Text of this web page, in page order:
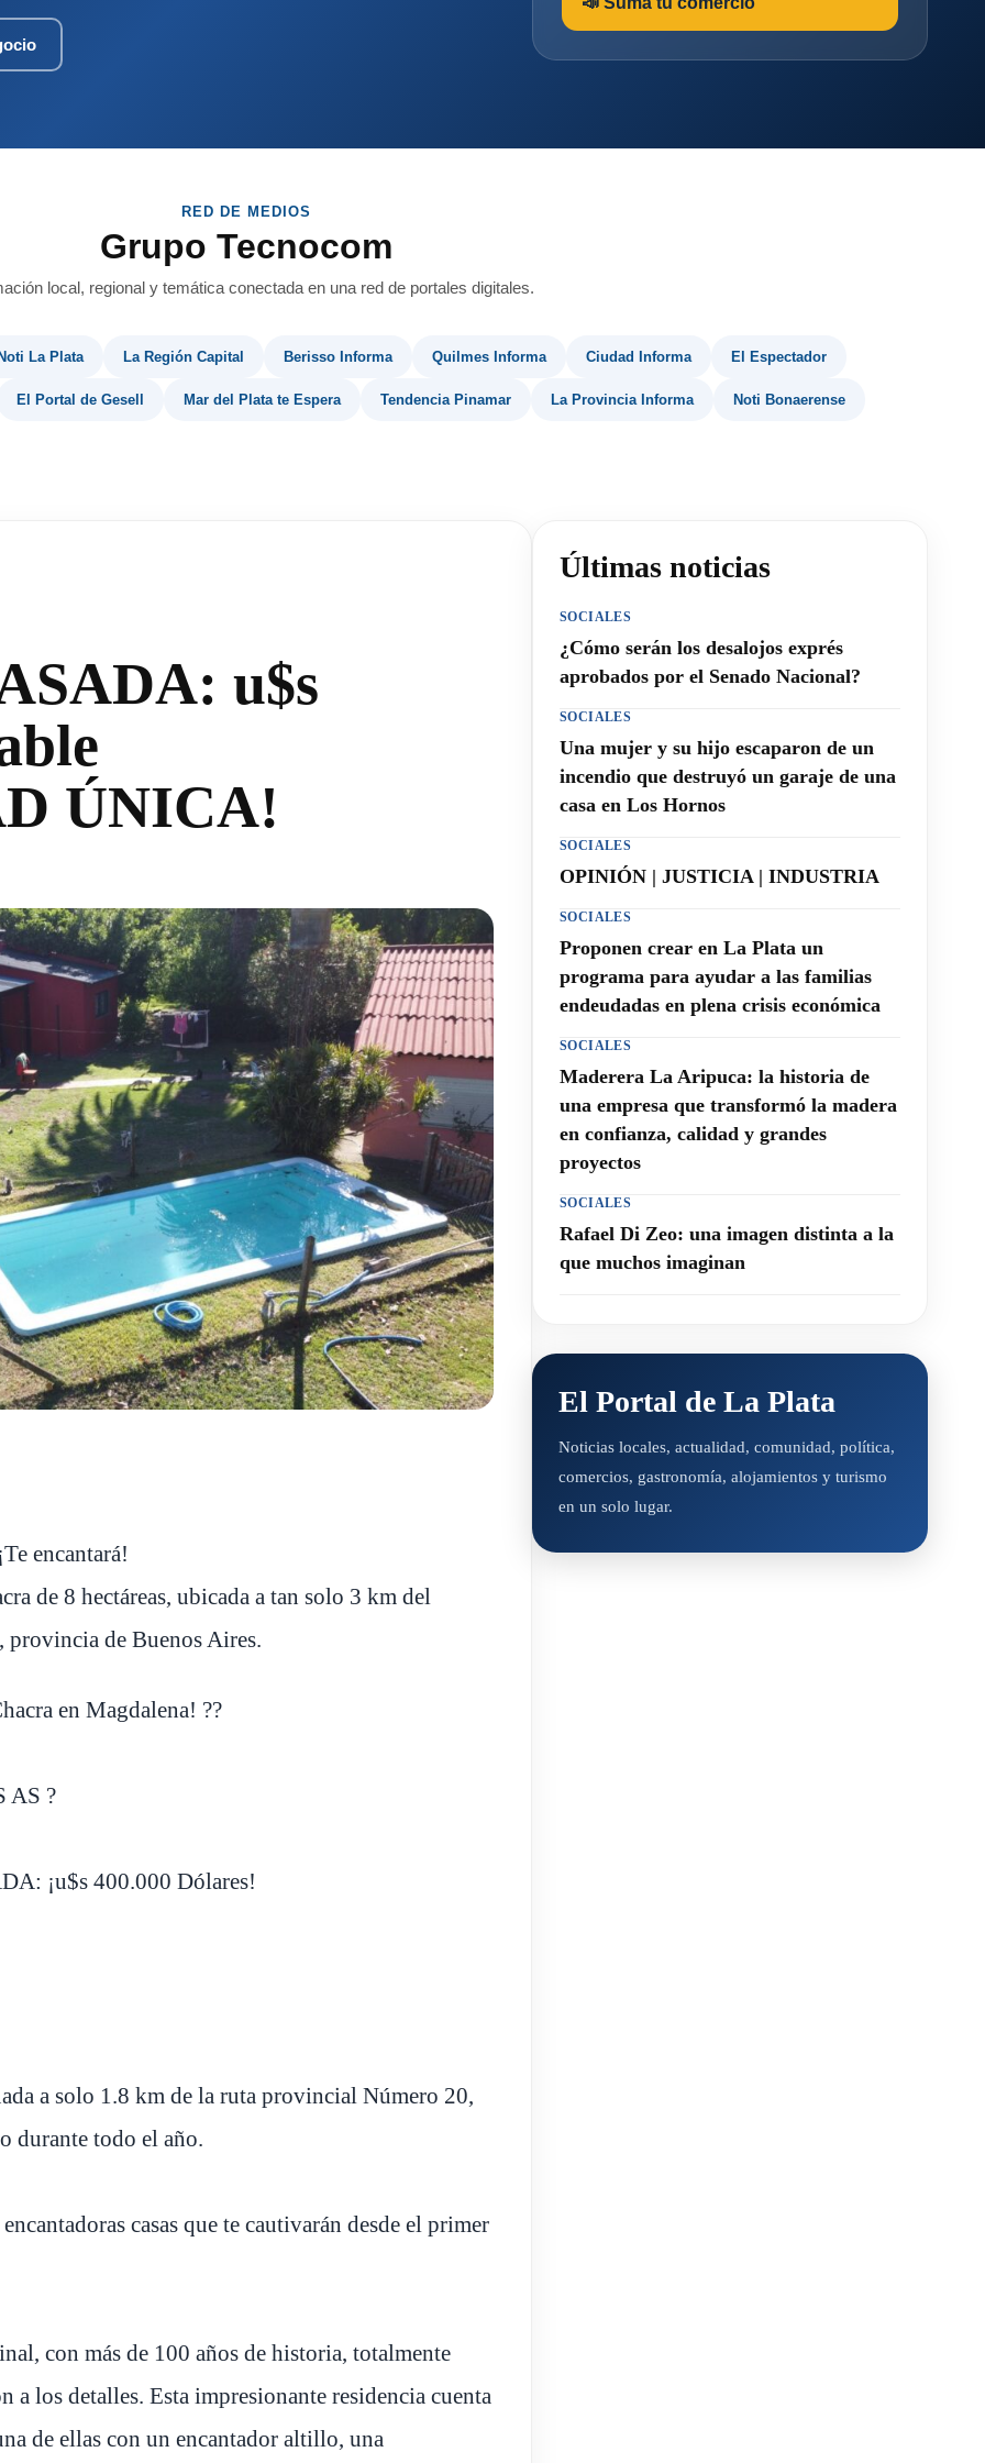
RED DE MEDIOS
Grupo Tecnocom
local, regional y temática conectada en una red de portales digitales.
La Plata La Región Capital Berisso Informa Quilmes Informa Ciudad Informa El Espectador
El Portal de Gesell Mar del Plata te Espera Tendencia Pinamar La Provincia Informa Noti Bonaerense
u$s
ÚNICA!
encantará!
de 8 hectáreas, ubicada a tan solo 3 km del
provincia de Buenos Aires.
en Magdalena! ??
AS ?
¡u$s 400.000 Dólares!
a solo 1.8 km de la ruta provincial Número 20,
durante todo el año.
casas que te cautivarán desde el primer
con más de 100 años de historia, totalmente
los detalles. Esta impresionante residencia cuenta
de ellas con un encantador altillo, una
Últimas noticias
SOCIALES
¿Cómo serán los desalojos exprés
aprobados por el Senado Nacional?
SOCIALES
Una mujer y su hijo escaparon de un
incendio que destruyó un garaje de una
casa en Los Hornos
SOCIALES
OPINIÓN | JUSTICIA | INDUSTRIA
SOCIALES
Proponen crear en La Plata un
programa para ayudar a las familias
endeudadas en plena crisis económica
SOCIALES
Maderera La Aripuca: la historia de
una empresa que transformó la madera
en confianza, calidad y grandes
proyectos
SOCIALES
Rafael Di Zeo: una imagen distinta a la
que muchos imaginan
El Portal de La Plata
Noticias locales, actualidad, comunidad, política,
comercios, gastronomía, alojamientos y turismo
en un solo lugar.